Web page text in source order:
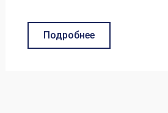
Подробнее